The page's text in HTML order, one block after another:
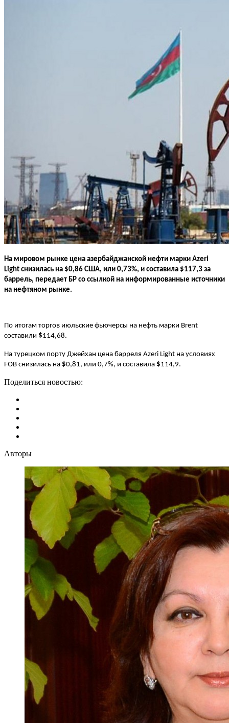
На мировом рынке цена азербайджанской нефти марки Azeri
Light снизилась на $0,86 США, или 0,73%, и составила $117,3 за
баррель, передает БР со ссылкой на информированные источники
на нефтяном рынке.
По итогам торгов июльские фьючерсы на нефть марки Brent
составили $114,68.
На турецком порту Джейхан цена барреля Azeri Light на условиях
FOB снизилась на $0,81, или 0,7%, и составила $114,9.
Поделиться новостью:
Авторы